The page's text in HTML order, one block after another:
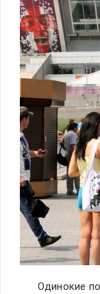
Одинокие